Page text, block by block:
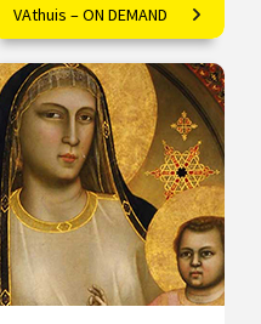
Kunst in de eenentwintigste
eeuw
€ 169.00
40
afleveringen
Speeltijd 12 uur
VAthuis
VAthuis – ON DEMAND